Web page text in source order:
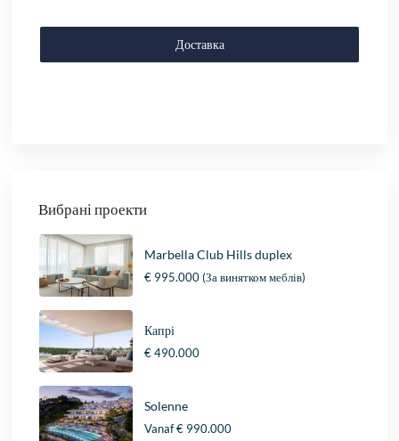
Доставка
Вибрані проекти
Marbella Club Hills duplex
€ 995.000(За винятком меблів)
Капрі
€ 490.000
Solenne
Vanaf€ 990.000